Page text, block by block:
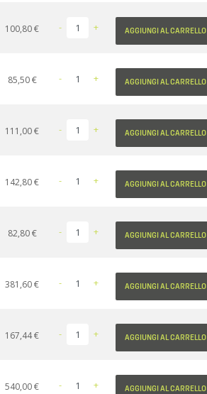
Prezzo
100,80 € - + AGGIUNGI AL CARRELLO
Prezzo
85,50 € - + AGGIUNGI AL CARRELLO
Prezzo
111,00 € - + AGGIUNGI AL CARRELLO
Prezzo
142,80 € - + AGGIUNGI AL CARRELLO
Prezzo
82,80 € - + AGGIUNGI AL CARRELLO
Prezzo
381,60 € - + AGGIUNGI AL CARRELLO
Prezzo
167,44 € - + AGGIUNGI AL CARRELLO
Prezzo
540,00 € - + AGGIUNGI AL CARRELLO